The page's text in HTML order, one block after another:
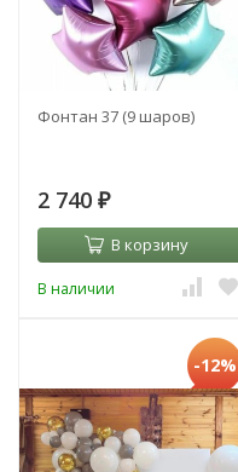
Фонтан 37 (9 шаров)
2 740 ₽
В корзину
В наличии
-12%